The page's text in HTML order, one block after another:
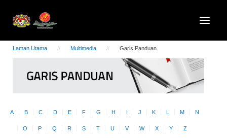
Laman Utama Multimedia Garis Panduan
A B C D E F G H I J K L M N
O P Q R S T U V W X Y Z